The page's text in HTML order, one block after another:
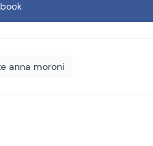
anna moroni